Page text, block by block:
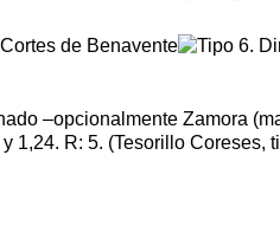
–opcionalmente Zamora
1,24. R: 5. (Tesorillo